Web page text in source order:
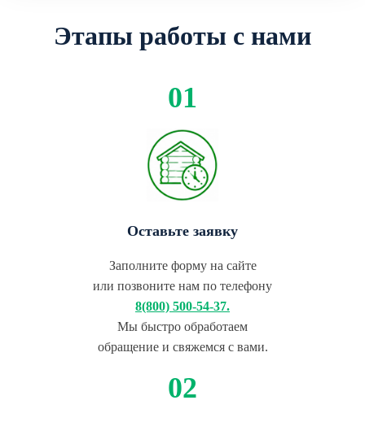
Этапы работы с нами
Оставьте заявку
Заполните форму на сайте
или позвоните нам по телефону
8(800) 500-54-37.
Мы быстро обработаем
обращение и свяжемся с вами.